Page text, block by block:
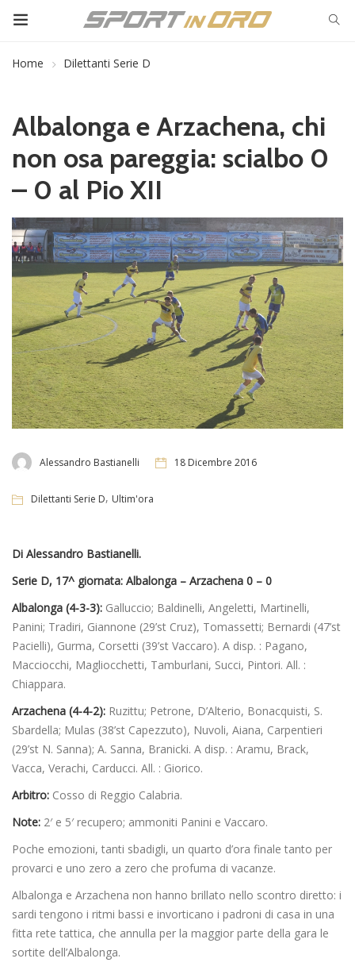
Home Dilettanti Serie D
Albalonga e Arzachena, chi
non osa pareggia: scialbo 0
– 0 al Pio XII
Alessandro Bastianelli 18 Dicembre 2016
Dilettanti Serie D, Ultim'ora
Di Alessandro Bastianelli.
Serie D, 17^ giornata: Albalonga – Arzachena 0 – 0
Albalonga (4-3-3): Galluccio; Baldinelli, Angeletti, Martinelli,
Panini; Tradiri, Giannone (29’st Cruz), Tomassetti; Bernardi (47’st
Pacielli), Gurma, Corsetti (39’st Vaccaro). A disp. : Pagano,
Macciocchi, Magliocchetti, Tamburlani, Succi, Pintori. All. :
Chiappara.
Arzachena (4-4-2): Ruzittu; Petrone, D’Alterio, Bonacquisti, S.
Sbardella; Mulas (38’st Capezzuto), Nuvoli, Aiana, Carpentieri
(29’st N. Sanna); A. Sanna, Branicki. A disp. : Aramu, Brack,
Vacca, Verachi, Carducci. All. : Giorico.
Arbitro: Cosso di Reggio Calabria.
Note: 2′ e 5′ recupero; ammoniti Panini e Vaccaro.
Poche emozioni, tanti sbadigli, un quarto d’ora finale tanto per
provarci e uno zero a zero che profuma di vacanze.
Albalonga e Arzachena non hanno brillato nello scontro diretto: i
sardi tengono i ritmi bassi e invorticano i padroni di casa in una
fitta rete tattica, che annulla per la maggior parte della gara le
sortite dell’Albalonga.